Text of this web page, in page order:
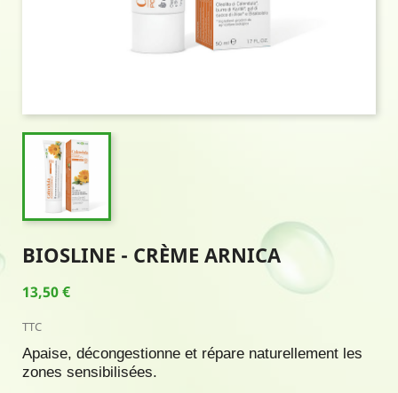
BIOSLINE - CRÈME ARNICA
13,50 €
TTC
Apaise, décongestionne et répare naturellement les
zones sensibilisées.